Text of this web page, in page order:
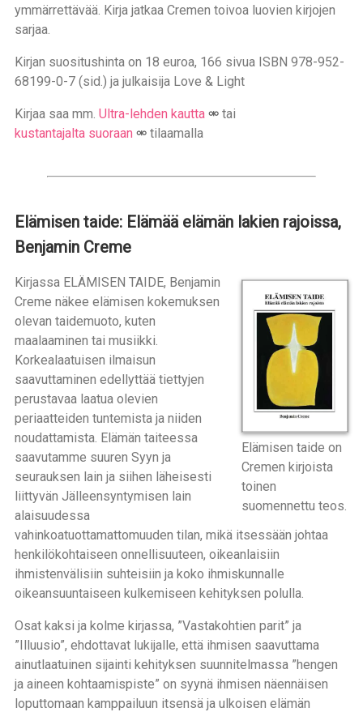
ymmärrettävää. Kirja jatkaa Cremen toivoa luovien kirjojen
sarjaa.
Kirjan suositushinta on 18 euroa, 166 sivua ISBN 978-952-
68199-0-7 (sid.) ja julkaisija Love & Light
Kirjaa saa mm. Ultra-lehden kautta
tai
kustantajalta suoraan
tilaamalla
Elämisen taide: Elämää elämän lakien rajoissa,
Benjamin Creme
Elämisen taide on
Cremen kirjoista
toinen
suomennettu teos.
Kirjassa ELÄMISEN TAIDE, Benjamin
Creme näkee elämisen kokemuksen
olevan taidemuoto, kuten
maalaaminen tai musiikki.
Korkealaatuisen ilmaisun
saavuttaminen edellyttää tiettyjen
perustavaa laatua olevien
periaatteiden tuntemista ja niiden
noudattamista. Elämän taiteessa
saavutamme suuren Syyn ja
seurauksen lain ja siihen läheisesti
liittyvän Jälleensyntymisen lain
alaisuudessa
vahinkoatuottamattomuuden tilan, mikä itsessään johtaa
henkilökohtaiseen onnellisuuteen, oikeanlaisiin
ihmistenvälisiin suhteisiin ja koko ihmiskunnalle
oikeansuuntaiseen kulkemiseen kehityksen polulla.
Osat kaksi ja kolme kirjassa, ”Vastakohtien parit” ja
”Illuusio”, ehdottavat lukijalle, että ihmisen saavuttama
ainutlaatuinen sijainti kehityksen suunnitelmassa ”hengen
ja aineen kohtaamispiste” on syynä ihmisen näennäisen
loputtomaan kamppailuun itsensä ja ulkoisen elämän